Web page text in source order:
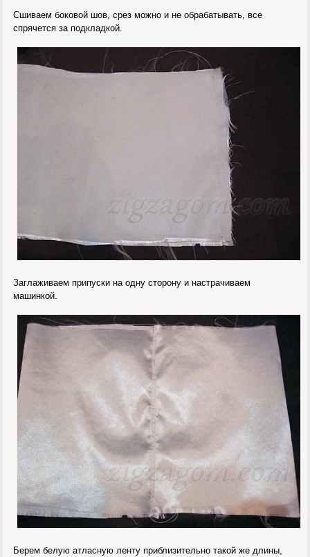
Сшиваем боковой шов, срез можно и не обрабатывать, все
спрячется за подкладкой.
Заглаживаем припуски на одну сторону и настрачиваем
машинкой.
Берем белую атласную ленту приблизительно такой же длины,